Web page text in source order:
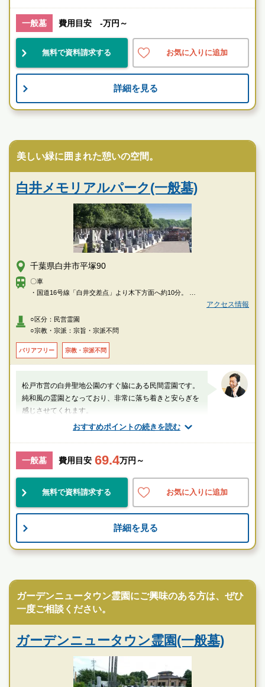
千葉県 白井市 千葉ニュータウン中央駅
霊園墓地のプロフェッショナルが無料でご案内いたしま
一般墓 費用目安 -万円～
無料で資料請求する お気に入りに追加
詳細を見る
美しい緑に囲まれた憩いの空間。
白井メモリアルパーク(一般墓)
千葉県白井市平塚90
〇車
・国道16号線「白井交差点」より木下方面へ約10分。
アクセス情報
○区分：民営霊園
○宗教・宗派：宗旨・宗派不問
バリアフリー 宗教・宗派不問
おすすめポイントの続きを読む
松戸市営の白井聖地公園のすぐ脇にある民間霊園です。
純和風の霊園となっており、非常に落ち着きと安らぎを
感じさせてくれます。
山口（業界歴20年以上）
千葉県 白井市 千葉ニュータウン中央駅
宗教不問
お墓のことなら何でもご相談ください
現地を見学して実際の雰囲気をお確かめください
霊園墓地のプロフェッショナルが無料でご案内いたしま
白井メモリアルパークの特徴
一般墓 費用目安 69.4万円～
無料で資料請求する お気に入りに追加
詳細を見る
ガーデンニュータウン霊園にご興味のある方は、ぜひ
一度ご相談ください。
ガーデンニュータウン霊園(一般墓)